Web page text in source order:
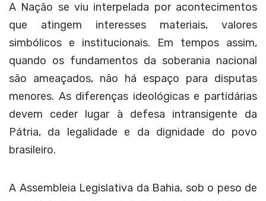
A Nação se viu interpelada por acontecimentos
que atingem interesses materiais, valores
simbólicos e institucionais. Em tempos assim,
quando os fundamentos da soberania nacional
são ameaçados, não há espaço para disputas
menores. As diferenças ideológicas e partidárias
devem ceder lugar à defesa intransigente da
Pátria, da legalidade e da dignidade do povo
brasileiro.
A Assembleia Legislativa da Bahia, sob o peso de